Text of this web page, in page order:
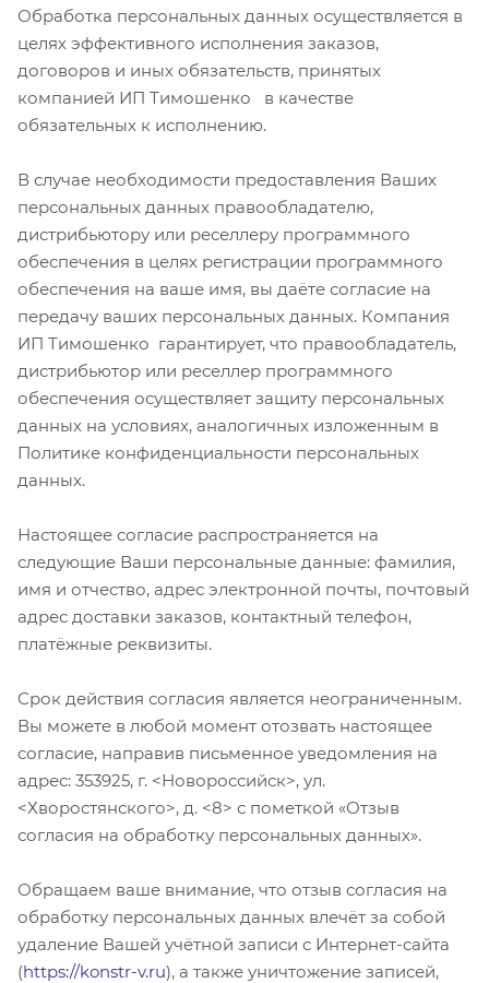
Обработка персональных данных осуществляется в
целях эффективного исполнения заказов,
договоров и иных обязательств, принятых
компанией ИП Тимошенко в качестве
обязательных к исполнению.
В случае необходимости предоставления Ваших
персональных данных правообладателю,
дистрибьютору или реселлеру программного
обеспечения в целях регистрации программного
обеспечения на ваше имя, вы даёте согласие на
передачу ваших персональных данных. Компания
ИП Тимошенко гарантирует, что правообладатель,
дистрибьютор или реселлер программного
обеспечения осуществляет защиту персональных
данных на условиях, аналогичных изложенным в
Политике конфиденциальности персональных
данных.
Настоящее согласие распространяется на
следующие Ваши персональные данные: фамилия,
имя и отчество, адрес электронной почты, почтовый
адрес доставки заказов, контактный телефон,
платёжные реквизиты.
Срок действия согласия является неограниченным.
Вы можете в любой момент отозвать настоящее
согласие, направив письменное уведомления на
адрес: 353925, г. <Новороссийск>, ул.
<Хворостянского>, д. <8> с пометкой «Отзыв
согласия на обработку персональных данных».
Обращаем ваше внимание, что отзыв согласия на
обработку персональных данных влечёт за собой
удаление Вашей учётной записи с Интернет-сайта
(https://konstr-v.ru), а также уничтожение записей,